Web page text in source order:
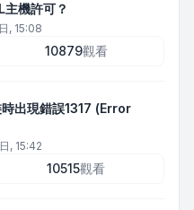
機許可？
, 15:08
10879觀看
出現錯誤1317 (Error
, 15:42
10515觀看